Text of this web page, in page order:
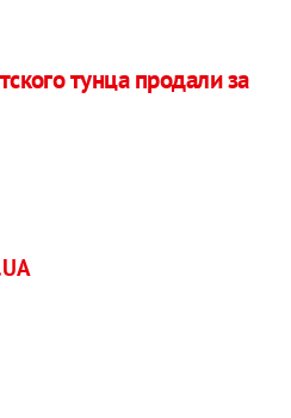
тунца продали за